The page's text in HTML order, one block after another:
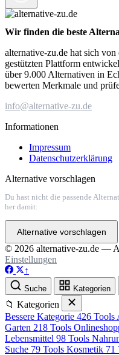
Wir finden die beste
alternative-zu.de hat sich
gestützten Plattform
über 9.000 Alternativen in
bewerten Merkmale und
info@alternative-zu.de
Informationen
Impressum
Datenschutzerklärung
Alternative vorschlagen
Du hast nicht die passende
her damit:
Alternative vorschlagen
© 2026 alternative-zu.de —
Einstellungen
↑
Suche Kategorien
📁 Kategorien
Bessere Kategorie 426 Tools
Garten 218 Tools
Lebensmittel 98 Tools
Suche 79 Tools Kosmetik 71